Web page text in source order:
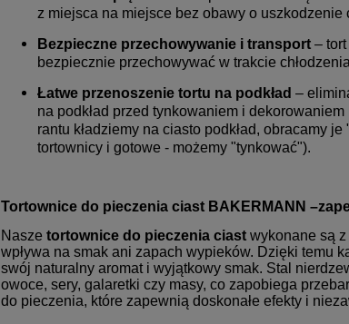
z miejsca na miejsce bez obawy o uszkodzenie
Bezpieczne przechowywanie i transport –
bezpiecznie przechowywać w trakcie
Łatwe przenoszenie tortu na podkład –
na podkład przed tynkowaniem i
rantu kładziemy na ciasto podkład, obracamy
tortownicy i gotowe - możemy "tynkować").
Tortownice do pieczenia ciast BAKERMANN
Nasze tortownice do pieczenia ciast wykonane są
wpływa na smak ani zapach wypieków. Dzięki temu
swój naturalny aromat i wyjątkowy smak. Stal
owoce, sery, galaretki czy masy, co zapobiega
do pieczenia, które zapewnią doskonałe efekty i